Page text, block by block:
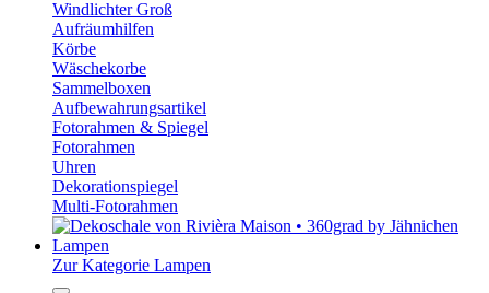
Windlichter Groß
Aufräumhilfen
Körbe
Wäschekorbe
Sammelboxen
Aufbewahrungsartikel
Fotorahmen & Spiegel
Fotorahmen
Uhren
Dekorationspiegel
Multi-Fotorahmen
Lampen
Zur Kategorie Lampen